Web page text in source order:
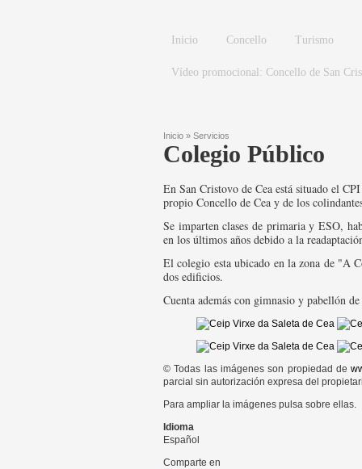
Inicio Concello Turismo
Vídeo promocional: Concello de San
Se encuentra usted aquí
Inicio » Servicios
Colegio Público
En San Cristovo de Cea está situado el
propio Concello de Cea y de los
Se imparten clases de primaria y ESO,
en los últimos años debido a la
El colegio esta ubicado en la zona de "A
dos edificios.
Cuenta además con gimnasio y pabellón
© Todas las imágenes son propiedad de
parcial sin autorización expresa del
Para ampliar la imágenes pulsa sobre ellas.
Idioma
Español
Comparte en